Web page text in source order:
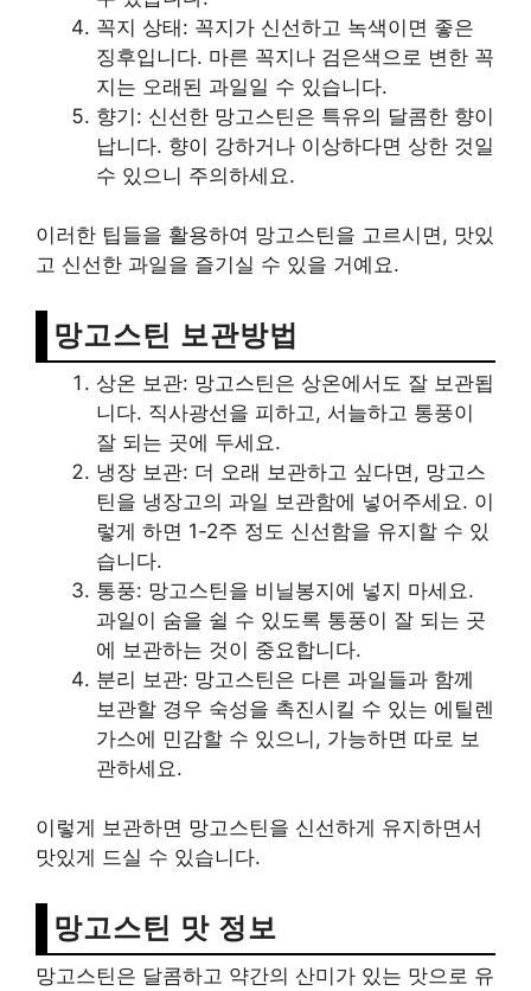
꼭지 상태: 꼭지가 신선하고 녹색이면 좋은
징후입니다. 마른 꼭지나 검은색으로 변한 꼭
지는 오래된 과일일 수 있습니다.
향기: 신선한 망고스틴은 특유의 달콤한 향이
납니다. 향이 강하거나 이상하다면 상한 것일
수 있으니 주의하세요.
이러한 팁들을 활용하여 망고스틴을 고르시면, 맛있
고 신선한 과일을 즐기실 수 있을 거예요.
망고스틴 보관방법
상온 보관: 망고스틴은 상온에서도 잘 보관됩
니다. 직사광선을 피하고, 서늘하고 통풍이
잘 되는 곳에 두세요.
냉장 보관: 더 오래 보관하고 싶다면, 망고스
틴을 냉장고의 과일 보관함에 넣어주세요. 이
렇게 하면 1-2주 정도 신선함을 유지할 수 있
습니다.
통풍: 망고스틴을 비닐봉지에 넣지 마세요.
과일이 숨을 쉴 수 있도록 통풍이 잘 되는 곳
에 보관하는 것이 중요합니다.
분리 보관: 망고스틴은 다른 과일들과 함께
보관할 경우 숙성을 촉진시킬 수 있는 에틸렌
가스에 민감할 수 있으니, 가능하면 따로 보
관하세요.
이렇게 보관하면 망고스틴을 신선하게 유지하면서
맛있게 드실 수 있습니다.
망고스틴 맛 정보
망고스틴은 달콤하고 약간의 산미가 있는 맛으로 유